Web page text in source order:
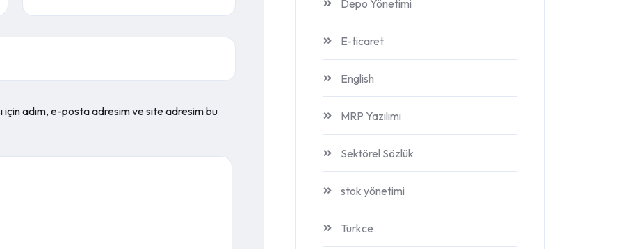
için adım, e-posta adresim ve site adresim bu
Depo Yönetimi
E-ticaret
English
MRP Yazılımı
Sektörel Sözlük
stok yönetimi
Turkce